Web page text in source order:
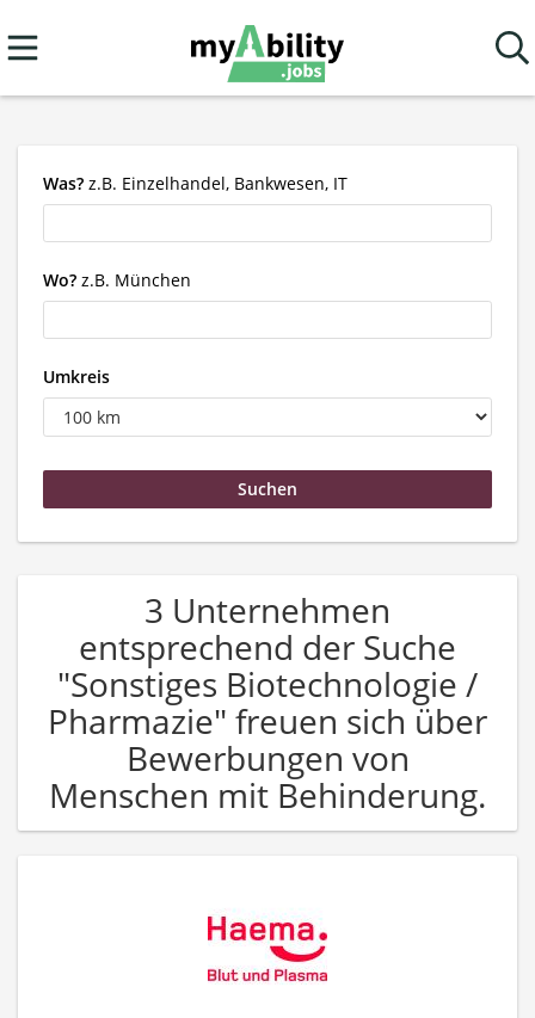
Was? z.B. Einzelhandel, Bankwesen, IT
Wo? z.B. München
Umkreis
3 Unternehmen
entsprechend der Suche
"Sonstiges Biotechnologie /
Pharmazie" freuen sich über
Bewerbungen von
Menschen mit Behinderung.